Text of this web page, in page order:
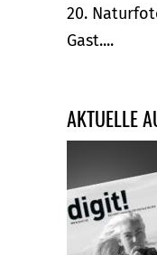
20.
Gast....
AKTUELLE